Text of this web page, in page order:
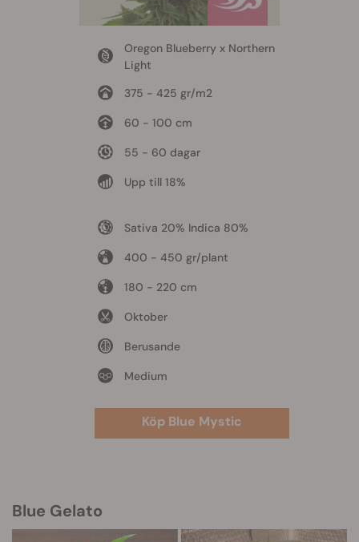
Oregon Blueberry x Northern
Light
375 - 425 gr/m2
60 - 100 cm
55 - 60 dagar
Upp till 18%
Sativa 20% Indica 80%
400 - 450 gr/plant
180 - 220 cm
Oktober
Berusande
Medium
Köp Blue Mystic
Blue Gelato